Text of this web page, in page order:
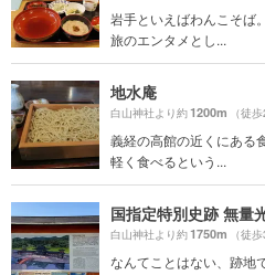
岩手といえばわんこそば
旅のエンタメとし...
地水庵
白山神社より約1200m （徒
義経の高館の近くにある
軽く食べるという...
国指定特別史跡 無量
白山神社より約1750m （徒
なんてことはない、跡地